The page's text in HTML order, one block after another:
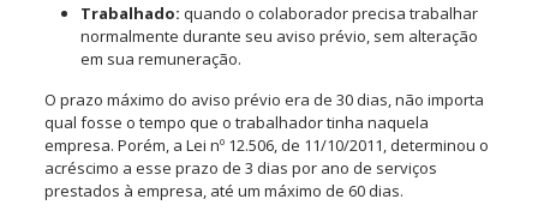
Trabalhado: quando o colaborador precisa trabalhar
normalmente durante seu aviso prévio, sem alteração
em sua remuneração.
O prazo máximo do aviso prévio era de 30 dias, não importa
qual fosse o tempo que o trabalhador tinha naquela
empresa. Porém, a Lei nº 12.506, de 11/10/2011, determinou o
acréscimo a esse prazo de 3 dias por ano de serviços
prestados à empresa, até um máximo de 60 dias.